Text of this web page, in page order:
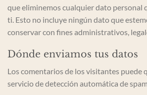
que eliminemos cualquier dato personal
ti. Esto no incluye ningún dato que
conservar con fines administrativos,
Dónde enviamos tus datos
Los comentarios de los visitantes puede
servicio de detección automática de